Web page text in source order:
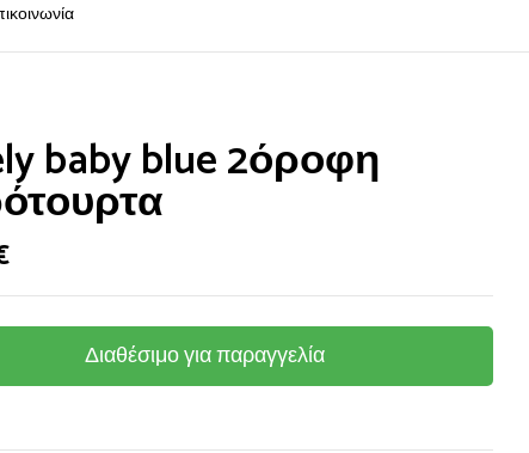
baby blue 2όροφη
Διαθέσιμο για παραγγελία